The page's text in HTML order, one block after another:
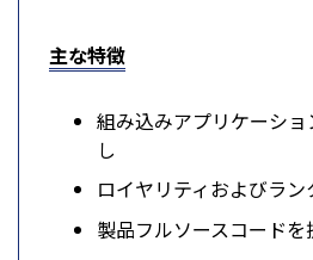
主な特徴
組み込みアプリケーシ
し
ロイヤリティおよびラ
製品フルソースコードを